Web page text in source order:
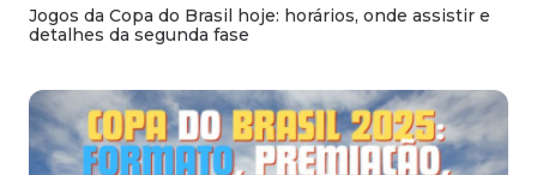
Jogos da Copa do Brasil hoje: horários, onde assistir e
detalhes da segunda fase